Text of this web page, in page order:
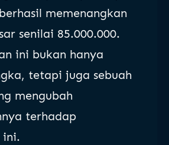
memenangkan
senilai 85.000.000.
ini bukan hanya
tetapi juga sebuah
mengubah
terhadap
ini.